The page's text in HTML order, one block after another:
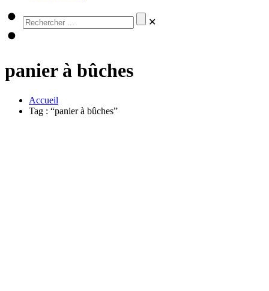
✕
panier à bûches
Accueil
Tag : “panier à bûches”